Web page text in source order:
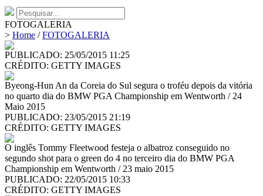
FOTOGALERIA
> Home /FOTOGALERIA
PUBLICADO: 25/05/2015 11:25
CRÉDITO: GETTY IMAGES
Byeong-Hun An da Coreia do Sul segura o troféu depois da vitória
no quarto dia do BMW PGA Championship em Wentworth / 24
Maio 2015
PUBLICADO: 23/05/2015 21:19
CRÉDITO: GETTY IMAGES
O inglês Tommy Fleetwood festeja o albatroz conseguido no
segundo shot para o green do 4 no terceiro dia do BMW PGA
Championship em Wentworth / 23 maio 2015
PUBLICADO: 22/05/2015 10:33
CRÉDITO: GETTY IMAGES